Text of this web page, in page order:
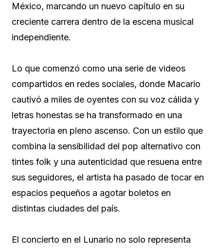
México, marcando un nuevo capítulo en su
creciente carrera dentro de la escena musical
independiente.
Lo que comenzó como una serie de videos
compartidos en redes sociales, donde Macario
cautivó a miles de oyentes con su voz cálida y
letras honestas se ha transformado en una
trayectoria en pleno ascenso. Con un estilo que
combina la sensibilidad del pop alternativo con
tintes folk y una autenticidad que resuena entre
sus seguidores, el artista ha pasado de tocar en
espacios pequeños a agotar boletos en
distintas ciudades del país.
El concierto en el Lunario no solo representa